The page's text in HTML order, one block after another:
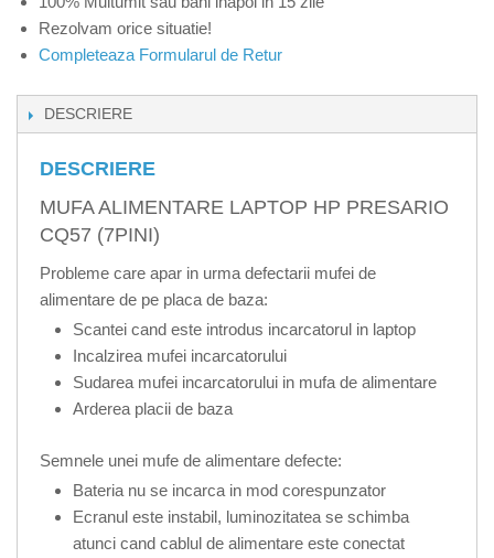
Rezolvam orice situatie!
Completeaza Formularul de Retur
DESCRIERE
DESCRIERE
MUFA ALIMENTARE LAPTOP HP PRESARIO
CQ57 (7PINI)
Probleme care apar in urma defectarii mufei de
alimentare de pe placa de baza:
Scantei cand este introdus incarcatorul in laptop
Incalzirea mufei incarcatorului
Sudarea mufei incarcatorului in mufa de alimentare
Arderea placii de baza
Semnele unei mufe de alimentare defecte:
Bateria nu se incarca in mod corespunzator
Ecranul este instabil, luminozitatea se schimba
atunci cand cablul de alimentare este conectat